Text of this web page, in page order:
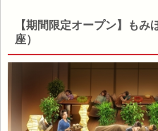
【期間限定オープン】も
座）